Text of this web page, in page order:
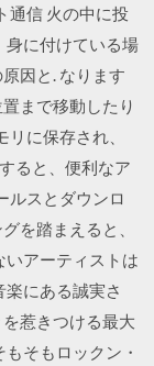
通信 火の中に投
身に付けている場
因と. なります
まで移動したり
に保存され、
ると、便利なア
ルスとダウンロ
を踏まえると、
アーティストは
にある誠実さ
惹きつける最大
そもロックン・